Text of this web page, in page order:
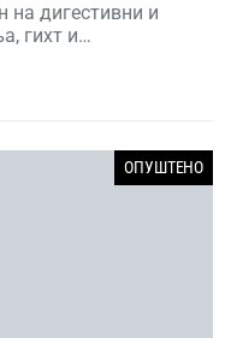
на дигестивни и
гихт и…
ОПУШТЕНО